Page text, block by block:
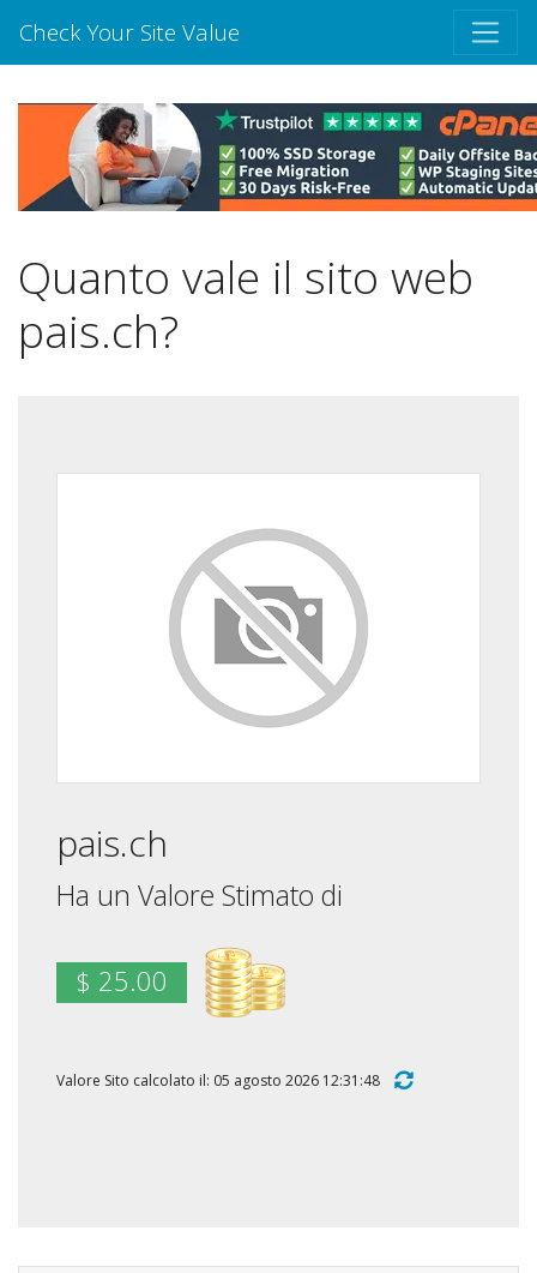
Check Your Site Value
Quanto vale il sito web
pais.ch?
pais.ch
Ha un Valore Stimato di
$ 25.00
Valore Sito calcolato il: 05 agosto 2026 12:31:48